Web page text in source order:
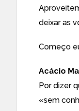
deixar as
Começo
Acácio
Por dizer
«sem